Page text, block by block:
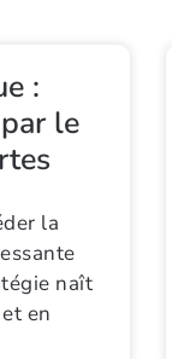
:
le
la
naît
en